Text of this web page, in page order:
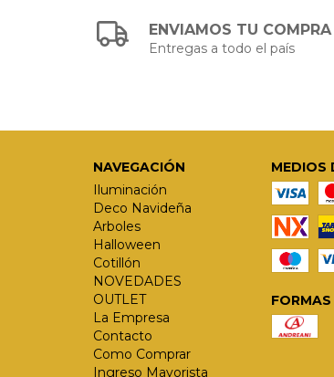
ENVIAMOS TU COMPRA
Entregas a todo el país
NAVEGACIÓN
Iluminación
Deco Navideña
Arboles
Halloween
Cotillón
NOVEDADES
OUTLET
La Empresa
Contacto
Como Comprar
Ingreso Mayorista
MEDIOS